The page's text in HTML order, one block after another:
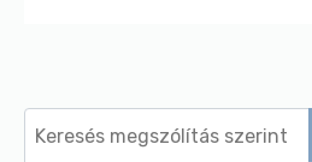
Keresés megszólítás szerint